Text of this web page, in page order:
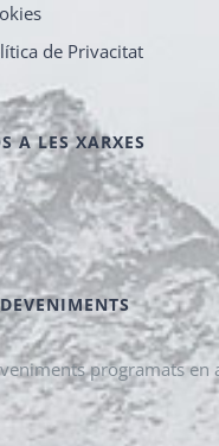
de Privacitat
A LES XARXES
programats en